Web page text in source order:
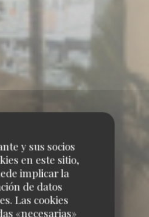
y sus socios
en este sitio,
implicar la
de datos
Las cookies
«necesarias»